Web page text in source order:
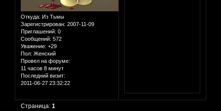
Откуда: Из Тьмы
Зарегистрирован: 2007-11-09
Приглашений: 0
Сообщений: 572
Уважение: +29
Пол: Женский
Провел на форуме:
11 часов 8 минут
Последний визит:
2011-06-27 23:32:22
Страница:1